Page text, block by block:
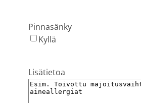
Pinnasänky
Kyllä
Lisätietoa